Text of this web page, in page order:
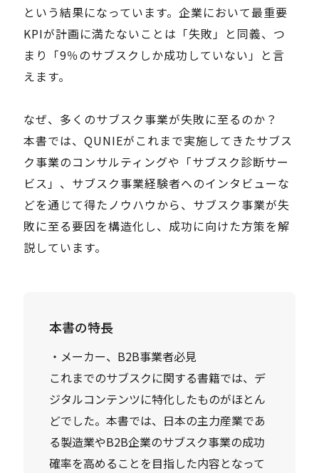
という結果になっています。企業において最重要
KPIが計画に満たないことは「失敗」と同義、つ
まり「9％のサブスクしか成功していない」と言
えます。
なぜ、多くのサブスク事業が失敗に至るのか？
本書では、QUNIEがこれまで実施してきたサブス
ク事業のコンサルティングや「サブスク診断サー
ビス」、サブスク事業経験者へのインタビューな
どを通じて得たノウハウから、サブスク事業が失
敗に至る要因を構造化し、成功に向けた方策を解
説しています。
本書の特長
・メーカー、B2B事業者必見
これまでのサブスクに関する書籍では、デ
ジタルコンテンツに特化したものがほとん
どでした。本書では、日本の主力産業であ
る製造業やB2B企業のサブスク事業の成功
確率を高めることを目指した内容となって